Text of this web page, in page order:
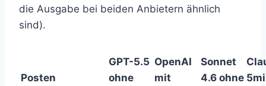
die Ausgabe bei beiden Anbietern ähnlich
sind).
Posten
GPT-5.5
ohne
OpenAI
mit
Sonnet
4.6 ohne